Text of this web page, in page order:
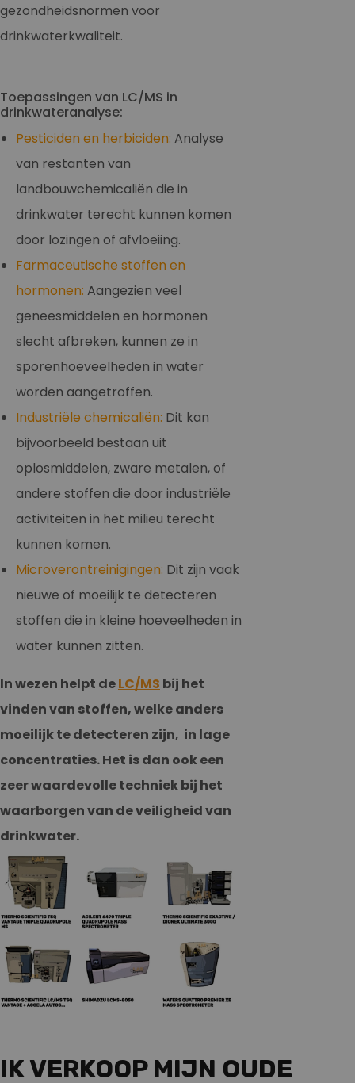
gezondheidsnormen voor
drinkwaterkwaliteit.
Toepassingen van LC/MS in
drinkwateranalyse:
Pesticiden en herbiciden: Analyse
van restanten van
landbouwchemicaliën die in
drinkwater terecht kunnen komen
door lozingen of afvloeiing.
Farmaceutische stoffen en
hormonen: Aangezien veel
geneesmiddelen en hormonen
slecht afbreken, kunnen ze in
sporenhoeveelheden in water
worden aangetroffen.
Industriële chemicaliën: Dit kan
bijvoorbeeld bestaan uit
oplosmiddelen, zware metalen, of
andere stoffen die door industriële
activiteiten in het milieu terecht
kunnen komen.
Microverontreinigingen: Dit zijn vaak
nieuwe of moeilijk te detecteren
stoffen die in kleine hoeveelheden in
water kunnen zitten.
In wezen helpt deLC/MS bij het
vinden van stoffen, welke anders
moeilijk te detecteren zijn, in lage
concentraties. Het is dan ook een
zeer waardevolle techniek bij het
waarborgen van de veiligheid van
drinkwater.
IK VERKOOP MIJN OUDE